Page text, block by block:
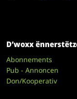
D’woxx
Abonnements
Pub - Annoncen
Don/Kooperativ